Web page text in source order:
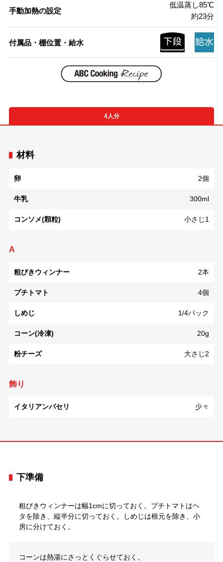
手動加熱の設定
低温蒸し85℃
約23分
付属品・棚位置・給水
4人分
材料
卵 2個
牛乳 300ml
コンソメ(顆粒) 小さじ1
A
粗びきウィンナー 2本
プチトマト 4個
しめじ 1/4パック
コーン(冷凍) 20g
粉チーズ 大さじ2
飾り
イタリアンパセリ 少々
下準備
粗びきウィンナーは幅1cmに切っておく。プチトマトはヘ
タを除き、縦半分に切っておく。しめじは根元を除き、小
房に分けておく。
コーンは熱湯にさっとくぐらせておく。